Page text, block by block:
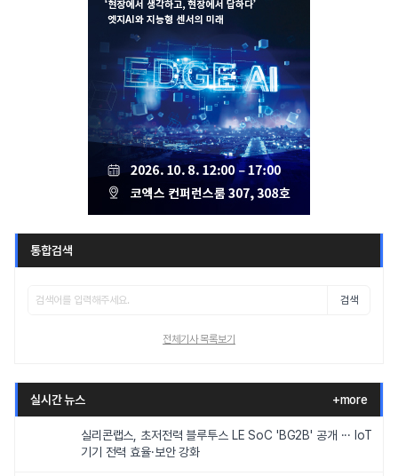
통합검색
검색
전체기사 목록보기
실시간 뉴스 +more
실리콘랩스, 초저전력 블루투스 LE SoC 'BG2B' 공개 ··· IoT
기기 전력 효율·보안 강화